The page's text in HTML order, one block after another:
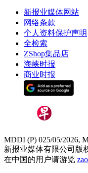
新报业媒体网站
网络条款
个人资料保护声明
全检索
ZShop集品店
海峡时报
商业时报
MDDI (P) 025/05/2026,
新报业媒体有限公司版
在中国的用户请游览